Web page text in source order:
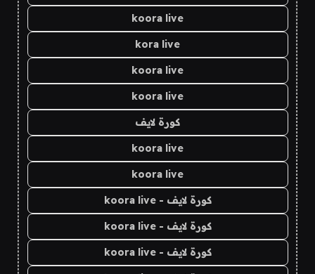
koora live
kora live
koora live
koora live
كورة لايف
koora live
koora live
كورة لايف - koora live
كورة لايف - koora live
كورة لايف - koora live